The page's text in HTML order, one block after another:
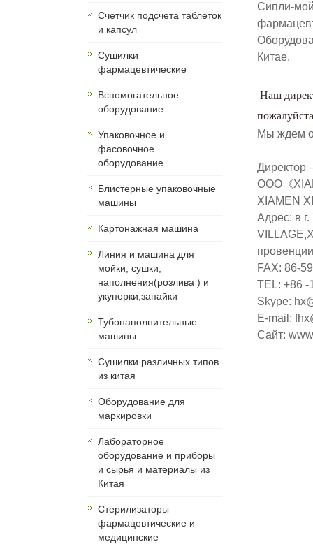
Счетчик подсчета таблеток
и капсул
Сушилки
фармацевтические
Вспомогательное
оборудование
Упаковочное и
фасовочное
оборудование
Блистерные упаковочные
машины
Картонажная машина
Линия и машина для
мойки, сушки,
наполнения(розлива ) и
укупорки,запайки
Тубонаполнительные
машины
Сушилки различных типов
из китая
Оборудование для
маркировки
Лабораторное
оборудование и приборы
и сырья и материалы из
Китая
Cтерилизаторы
фармацевтические и
медицинские
Сипли-
Китае.
Наш
Мы ждем
Директор
ООО《
XIAMEN
Адрес: в
FAX: 86-
TEL: +86 -
Skype:
E-mail:
Сайт: